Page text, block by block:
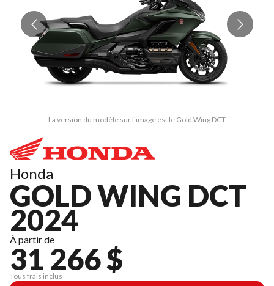
La version du modèle sur l'image est le Gold Wing DCT
Honda
GOLD WING DCT
2024
À partir de
31 266 $
Tous frais inclus